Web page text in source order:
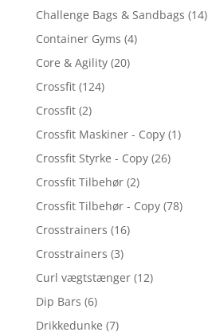
Challenge Bags & Sandbags (14)
Container Gyms (4)
Core & Agility (20)
Crossfit (124)
Crossfit (2)
Crossfit Maskiner - Copy (1)
Crossfit Styrke - Copy (26)
Crossfit Tilbehør (2)
Crossfit Tilbehør - Copy (78)
Crosstrainers (16)
Crosstrainers (3)
Curl vægtstænger (12)
Dip Bars (6)
Drikkedunke (7)